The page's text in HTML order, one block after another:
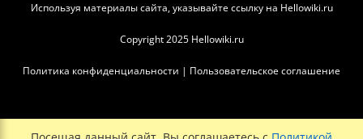
Используя материалы сайта, указывайте ссылку на Hellowiki.ru
Copyright 2025 Hellowiki.ru
Политика конфиденциальности | Пользовательское соглашение